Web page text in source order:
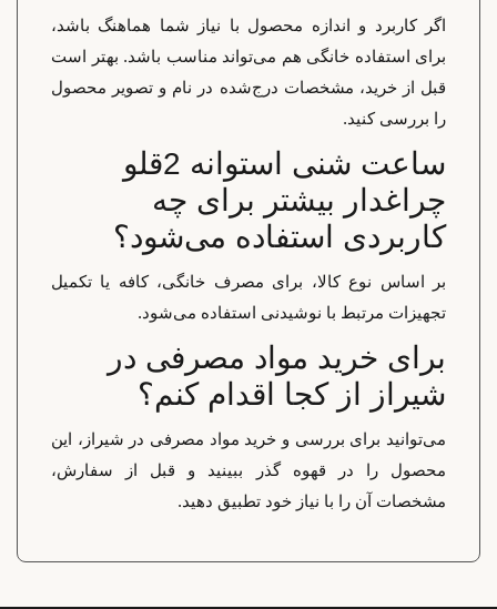
اگر کاربرد و اندازه محصول با نیاز شما هماهنگ باشد،
برای استفاده خانگی هم می‌تواند مناسب باشد. بهتر است
قبل از خرید، مشخصات درج‌شده در نام و تصویر محصول
را بررسی کنید.
ساعت شنی استوانه 2قلو
چراغدار بیشتر برای چه
کاربردی استفاده می‌شود؟
بر اساس نوع کالا، برای مصرف خانگی، کافه یا تکمیل
تجهیزات مرتبط با نوشیدنی استفاده می‌شود.
برای خرید مواد مصرفی در
شیراز از کجا اقدام کنم؟
می‌توانید برای بررسی و خرید مواد مصرفی در شیراز، این
محصول را در قهوه گذر ببینید و قبل از سفارش،
مشخصات آن را با نیاز خود تطبیق دهید.